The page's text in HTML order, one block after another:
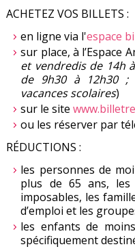
ACHETEZ VOS BILLETS :
en ligne via l'espace
sur place, à l’Espace
et vendredis de 14h
de 9h30 à 12h30 ;
vacances scolaires)
sur le site
ou les réserver par
RÉDUCTIONS :
les personnes de
plus de 65 ans, les
imposables, les
d’emploi et les
les enfants de
spécifiquement